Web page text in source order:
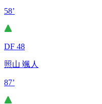
58’
DF 48
照山 颯人
87’